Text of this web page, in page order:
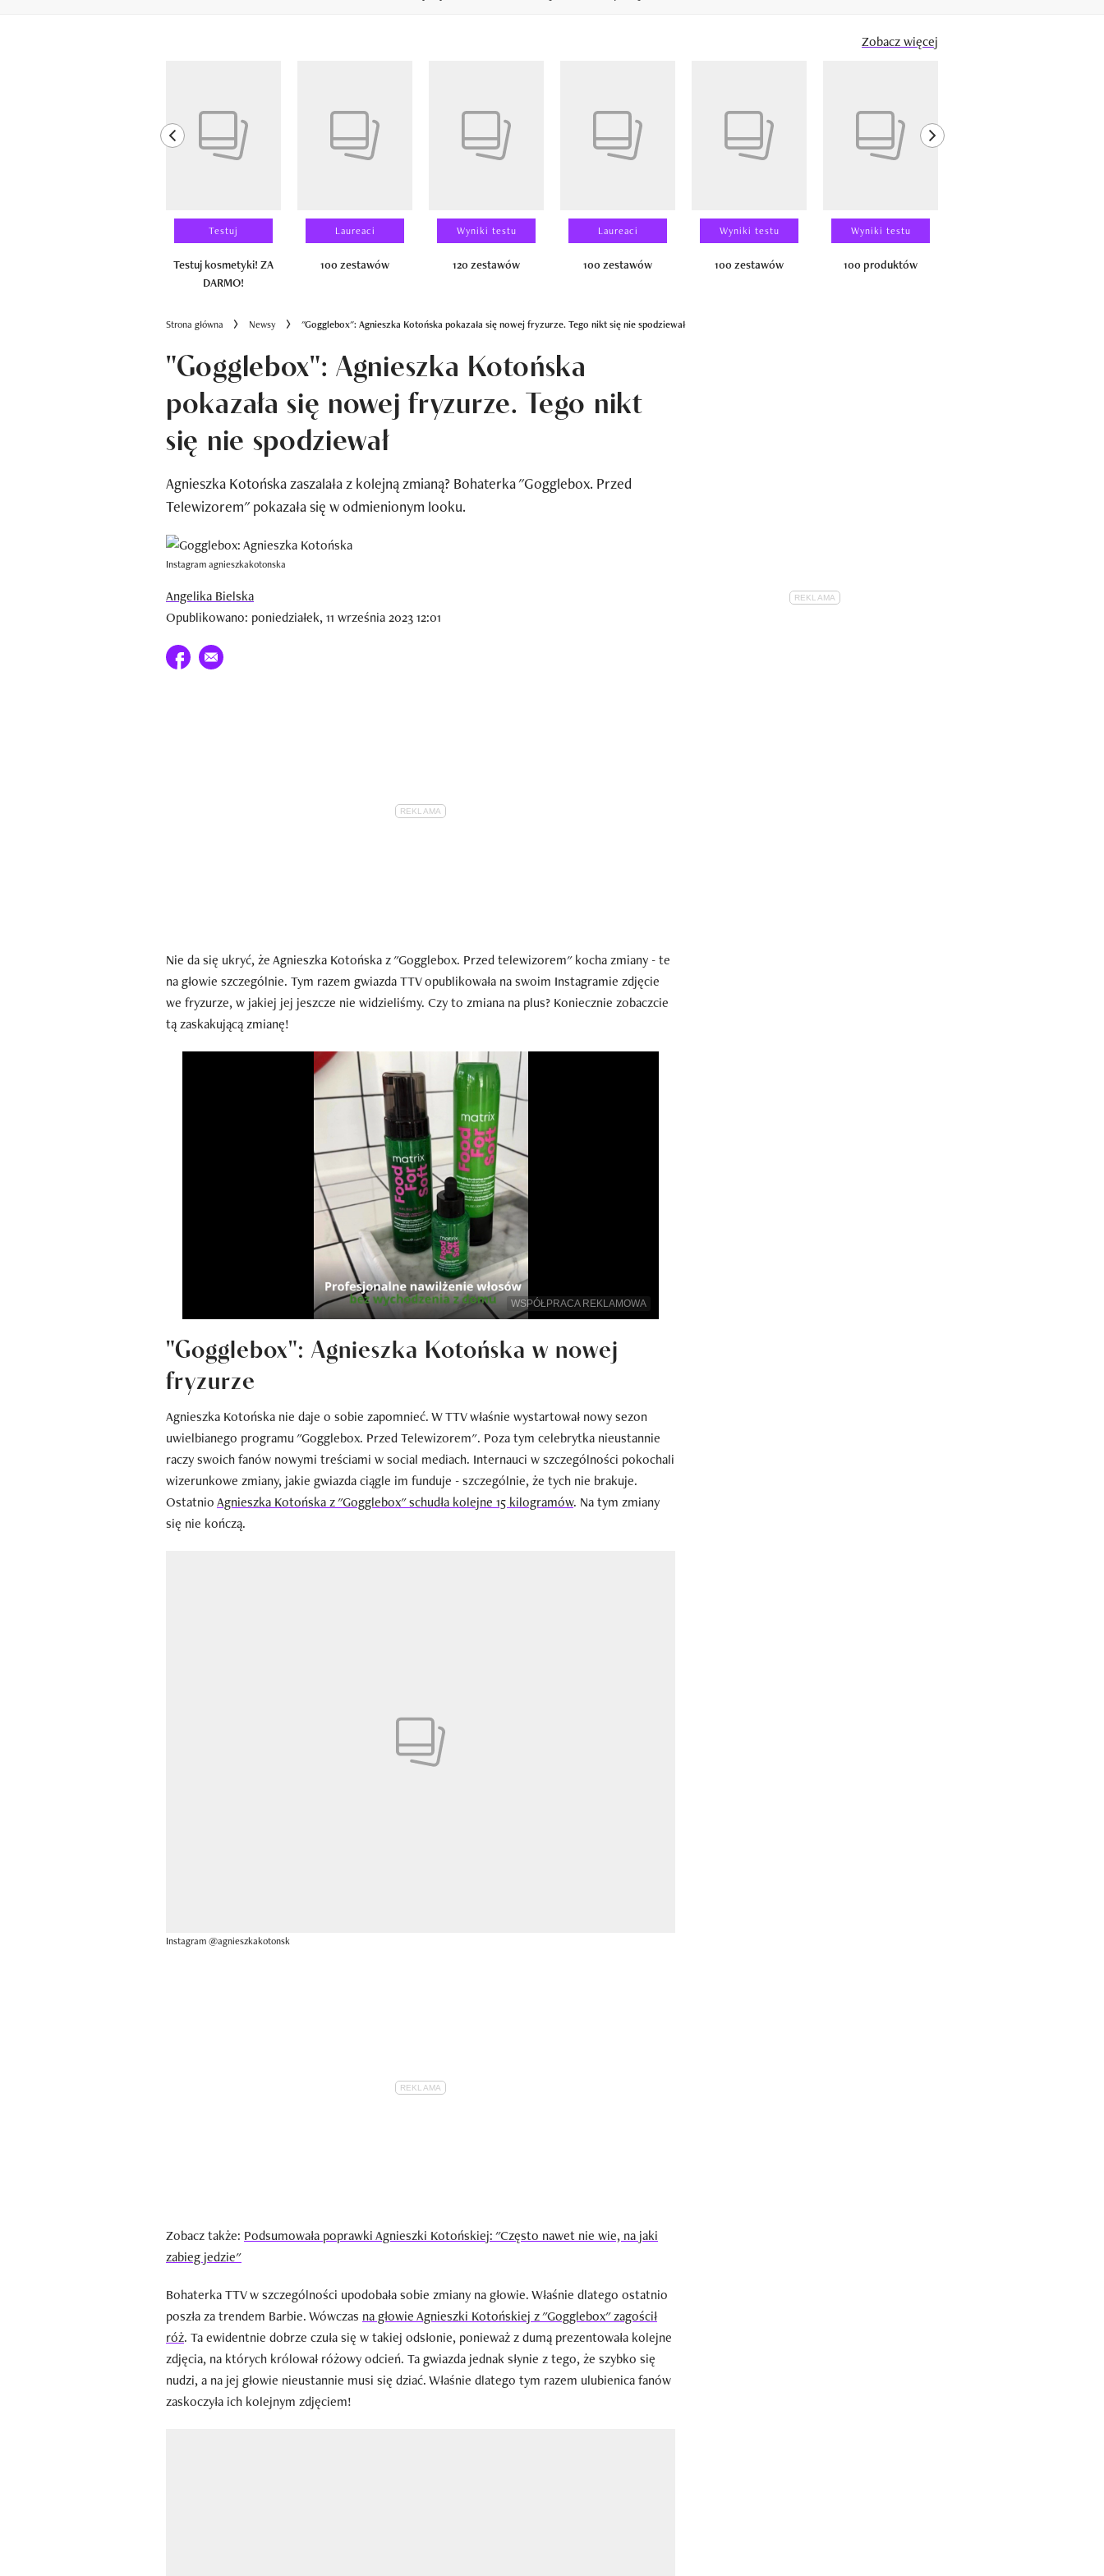
Zobacz więcej
previous element
Testuj
Testuj kosmetyki! ZA
DARMO!
Laureaci
100 zestawów
Wyniki testu
120 zestawów
Laureaci
100 zestawów
Wyniki testu
100 zestawów
Wyniki testu
100 produktów
next element
Strona główna Newsy "Gogglebox": Agnieszka Kotońska pokazała się nowej fryzurze. Tego nikt się nie spodziewał
"Gogglebox": Agnieszka Kotońska
pokazała się nowej fryzurze. Tego nikt
się nie spodziewał
Agnieszka Kotońska zaszalała z kolejną zmianą? Bohaterka "Gogglebox. Przed
Telewizorem" pokazała się w odmienionym looku.
Instagram agnieszkakotonska
Angelika Bielska
Opublikowano: poniedziałek, 11 września 2023 12:01
Udostępnij na facebook
E-mail do przyjaciela
Nie da się ukryć, że Agnieszka Kotońska z "Gogglebox. Przed telewizorem" kocha zmiany - te
na głowie szczególnie. Tym razem gwiazda TTV opublikowała na swoim Instagramie zdjęcie
we fryzurze, w jakiej jej jeszcze nie widzieliśmy. Czy to zmiana na plus? Koniecznie zobaczcie
tą zaskakującą zmianę!
WSPÓŁPRACA REKLAMOWA
"Gogglebox": Agnieszka Kotońska w nowej
fryzurze
Agnieszka Kotońska nie daje o sobie zapomnieć. W TTV właśnie wystartował nowy sezon
uwielbianego programu "Gogglebox. Przed Telewizorem". Poza tym celebrytka nieustannie
raczy swoich fanów nowymi treściami w social mediach. Internauci w szczególności pokochali
wizerunkowe zmiany, jakie gwiazda ciągle im funduje - szczególnie, że tych nie brakuje.
OstatnioAgnieszka Kotońska z "Gogglebox" schudła kolejne 15 kilogramów. Na tym zmiany
się nie kończą.
Instagram @agnieszkakotonsk
Zobacz także: Podsumowała poprawki Agnieszki Kotońskiej: "Często nawet nie wie, na jaki
zabieg jedzie"
Bohaterka TTV w szczególności upodobała sobie zmiany na głowie. Właśnie dlatego ostatnio
poszła za trendem Barbie. Wówczas na głowie Agnieszki Kotońskiej z "Gogglebox" zagościł
róż. Ta ewidentnie dobrze czuła się w takiej odsłonie, ponieważ z dumą prezentowała kolejne
zdjęcia, na których królował różowy odcień. Ta gwiazda jednak słynie z tego, że szybko się
nudzi, a na jej głowie nieustannie musi się dziać. Właśnie dlatego tym razem ulubienica fanów
zaskoczyła ich kolejnym zdjęciem!